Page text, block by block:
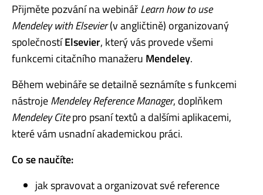
Přijměte pozvání na webinářLearn how to use
Mendeley with Elsevier(v angličtině) organizovaný
společnostíElsevier, který vás provede všemi
funkcemi citačního manažeru Mendeley.
Během webináře se detailně seznámíte s funkcemi
nástrojeMendeley Reference Manager, doplňkem
Mendeley Citepro psaní textů a dalšími aplikacemi,
které vám usnadní akademickou práci.
Co se naučíte:
jak spravovat a organizovat své reference